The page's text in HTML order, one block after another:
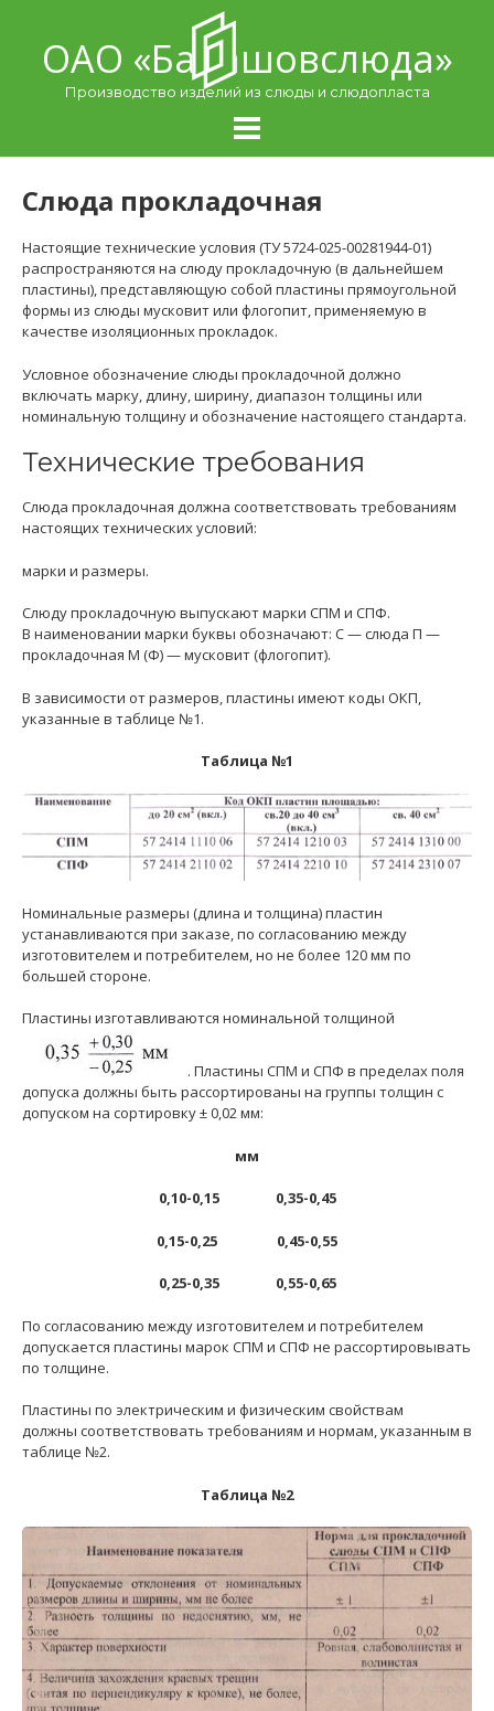
contentОАО «Балашовcлюда»
Производство изделий из слюды и слюдопласта
Слюда прокладочная
Настоящие технические условия (ТУ 5724-025-00281944-01)
распространяются на слюду прокладочную (в дальнейшем
пластины), представляющую собой пластины прямоугольной
формы из слюды мусковит или флогопит, применяемую в
качестве изоляционных прокладок.
Условное обозначение слюды прокладочной должно
включать марку, длину, ширину, диапазон толщины или
номинальную толщину и обозначение настоящего стандарта.
Технические требования
Слюда прокладочная должна соответствовать требованиям
настоящих технических условий:
марки и размеры.
Слюду прокладочную выпускают марки СПМ и СПФ.
В наименовании марки буквы обозначают: С — слюда П —
прокладочная М (Ф) — мусковит (флогопит).
В зависимости от размеров, пластины имеют коды ОКП,
указанные в таблице №1.
Таблица №1
Номинальные размеры (длина и толщина) пластин
устанавливаются при заказе, по согласованию между
изготовителем и потребителем, но не более 120 мм по
большей стороне.
Пластины изготавливаются номинальной толщиной
. Пластины СПМ и СПФ в пределах поля
допуска должны быть рассортированы на группы толщин с
допуском на сортировку ± 0,02 мм:
мм
0,10-0,15 0,35-0,45
0,15-0,25 0,45-0,55
0,25-0,35 0,55-0,65
По согласованию между изготовителем и потребителем
допускается пластины марок СПМ и СПФ не рассортировывать
по толщине.
Пластины по электрическим и физическим свойствам
должны соответствовать требованиям и нормам, указанным в
таблице №2.
Таблица №2